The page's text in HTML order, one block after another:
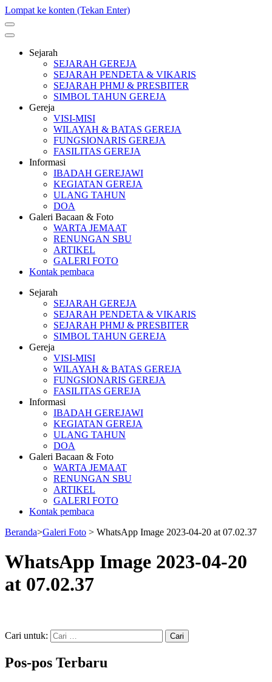
Lompat ke konten (Tekan Enter)
Sejarah
SEJARAH GEREJA
SEJARAH PENDETA & VIKARIS
SEJARAH PHMJ & PRESBITER
SIMBOL TAHUN GEREJA
Gereja
VISI-MISI
WILAYAH & BATAS GEREJA
FUNGSIONARIS GEREJA
FASILITAS GEREJA
Informasi
IBADAH GEREJAWI
KEGIATAN GEREJA
ULANG TAHUN
DOA
Galeri Bacaan & Foto
WARTA JEMAAT
RENUNGAN SBU
ARTIKEL
GALERI FOTO
Kontak pembaca
GPIB BUKIT SION BALIKPAPAN
Sejarah
SEJARAH GEREJA
SEJARAH PENDETA & VIKARIS
SEJARAH PHMJ & PRESBITER
SIMBOL TAHUN GEREJA
Gereja
VISI-MISI
WILAYAH & BATAS GEREJA
FUNGSIONARIS GEREJA
FASILITAS GEREJA
Informasi
IBADAH GEREJAWI
KEGIATAN GEREJA
ULANG TAHUN
DOA
Galeri Bacaan & Foto
WARTA JEMAAT
RENUNGAN SBU
ARTIKEL
GALERI FOTO
Kontak pembaca
Beranda>Galeri Foto > WhatsApp Image 2023-04-20 at 07.02.37
WhatsApp Image 2023-04-20
at 07.02.37
Cari untuk:
Pos-pos Terbaru